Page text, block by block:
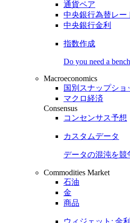
通貨ペア
中央銀行為替レー
中央銀行金利
指数作成
Do you need a
Macroeconomics
国別スナップショ
マクロ経済
Consensus
コンセンサス予想
カスタムデータ
データの混沌を競
Commodities Market
石油
金
商品
ウィジェット: 金